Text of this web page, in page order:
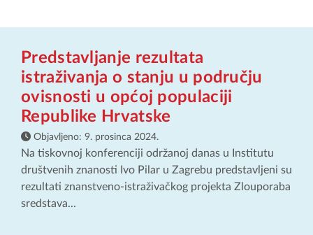
Predstavljanje rezultata
istraživanja o stanju u području
ovisnosti u općoj populaciji
Republike Hrvatske
Objavljeno: 9. prosinca 2024.
Na tiskovnoj konferenciji održanoj danas u Institutu
društvenih znanosti Ivo Pilar u Zagrebu predstavljeni su
rezultati znanstveno-istraživačkog projekta Zlouporaba
sredstava...